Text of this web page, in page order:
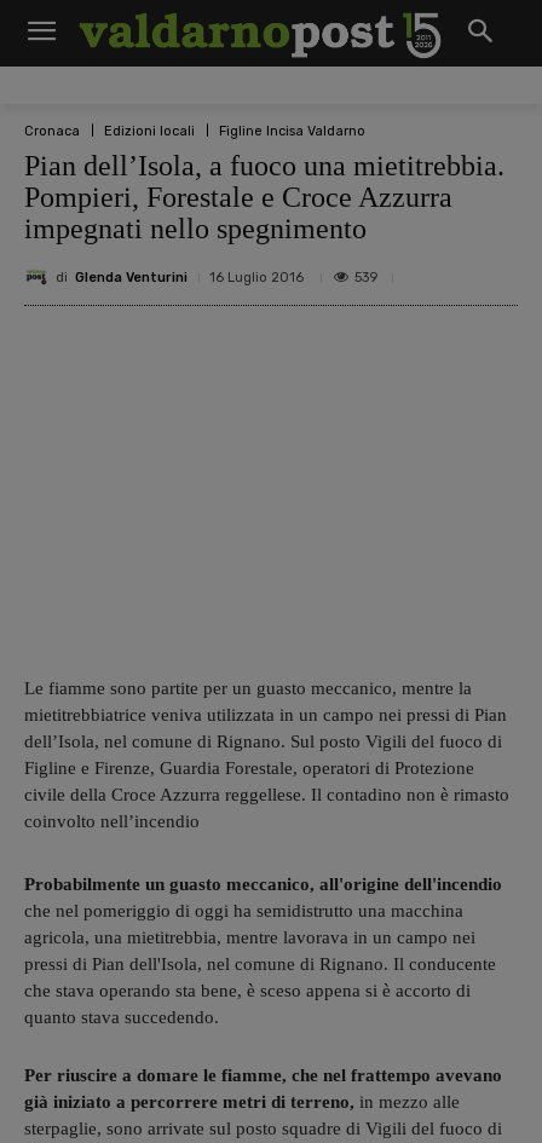
Cronaca Edizioni locali Figline Incisa Valdarno
Pian dell’Isola, a fuoco una mietitrebbia.
Pompieri, Forestale e Croce Azzurra
impegnati nello spegnimento
di Glenda Venturini 16 Luglio 2016 539
Le fiamme sono partite per un guasto meccanico, mentre la
mietitrebbiatrice veniva utilizzata in un campo nei pressi di Pian
dell’Isola, nel comune di Rignano. Sul posto Vigili del fuoco di
Figline e Firenze, Guardia Forestale, operatori di Protezione
civile della Croce Azzurra reggellese. Il contadino non è rimasto
coinvolto nell’incendio
Probabilmente un guasto meccanico, all'origine dell'incendio
che nel pomeriggio di oggi ha semidistrutto una macchina
agricola, una mietitrebbia, mentre lavorava in un campo nei
pressi di Pian dell'Isola, nel comune di Rignano. Il conducente
che stava operando sta bene, è sceso appena si è accorto di
quanto stava succedendo.
Per riuscire a domare le fiamme, che nel frattempo avevano
già iniziato a percorrere metri di terreno, in mezzo alle
sterpaglie, sono arrivate sul posto squadre di Vigili del fuoco di